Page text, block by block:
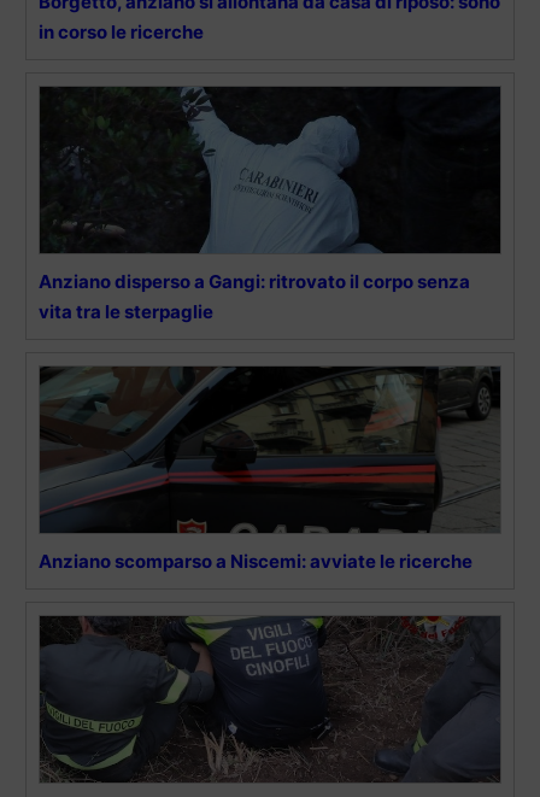
in corso le ricerche
Anziano disperso a Gangi: ritrovato il corpo senza
vita tra le sterpaglie
Anziano scomparso a Niscemi: avviate le ricerche